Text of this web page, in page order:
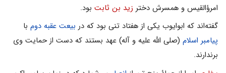
امرؤالقیس و همسرش دختر زید بن ثابت بود.
گفته‌اند که ابوایوب یکی از هفتاد تنی بود که در بیعت عقبه دوم با
پیامبر اسلام (صلی الله علیه و آله) عهد بستند که دست از حمایت وی
برندارند.